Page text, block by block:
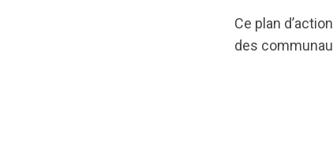
Ce plan
des